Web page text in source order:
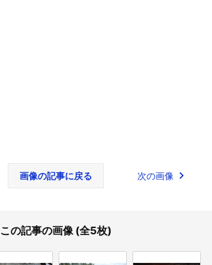
画像の記事に戻る 次の画像
この記事の画像 (全5枚)